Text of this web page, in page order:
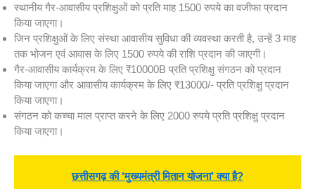
स्थानीय गैर-आवासीय प्रशिक्षुओं को प्रति माह 1500 रुपये का वजीफा प्रदान
किया जाएगा।
जिन प्रशिक्षुओं के लिए संस्था आवासीय सुविधा की व्यवस्था करती है, उन्हें 3 माह
तक भोजन एवं आवास के लिए 1500 रुपये की राशि प्रदान की जाएगी।
गैर-आवासीय कार्यक्रम के लिए ₹10000B प्रति प्रशिक्षु संगठन को प्रदान
किया जाएगा और आवासीय कार्यक्रम के लिए ₹13000/- प्रति प्रशिक्षु प्रदान
किया जाएगा।
संगठन को कच्चा माल प्राप्त करने के लिए 2000 रुपये प्रति प्रशिक्षु प्रदान
किया जाएगा।
छत्तीसगढ़ की ‘मुख्यमंत्री मितान योजना’ क्या है?